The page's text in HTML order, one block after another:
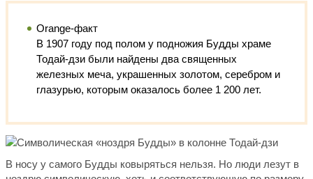
Orange-факт
В 1907 году под полом у подножия Будды храме
Тодай-дзи были найдены два священных
железных меча, украшенных золотом, серебром и
глазурью, которым оказалось более 1 200 лет.
В носу у самого Будды ковыряться нельзя. Но люди лезут в